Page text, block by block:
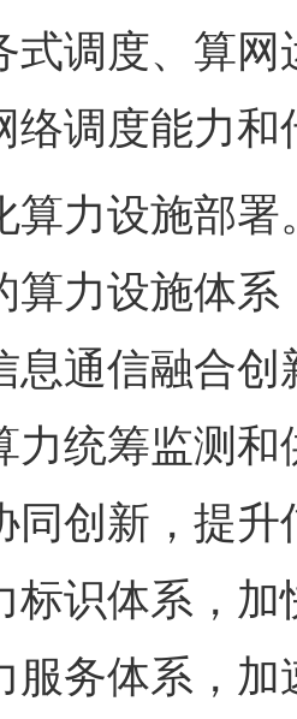
式调度、算
络调度能力
算力设施部
算力设施体
息通信融合
力统筹监测
同创新，提
标识体系，
服务体系，